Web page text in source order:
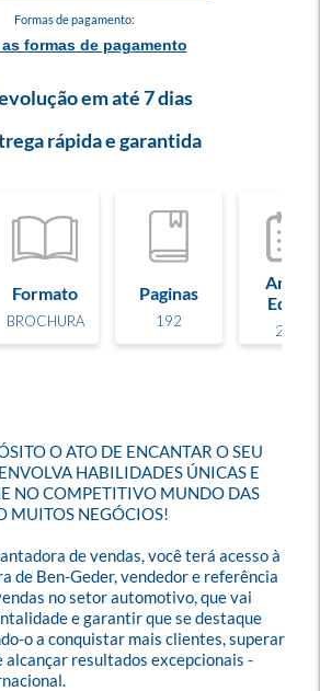
Formas de pagamento:
formas de pagamento
em até 7 dias
rápida e garantida
Formato
BROCHURA
Paginas
192
Ano de
Edição
2024
O ATO DE ENCANTAR O SEU
HABILIDADES ÚNICAS E
NO COMPETITIVO MUNDO DAS
MUITOS NEGÓCIOS!
de vendas, você terá acesso à
de Ben-Geder, vendedor e referência
no setor automotivo, que vai
e garantir que se destaque
o a conquistar mais clientes, superar
alcançar resultados excepcionais -